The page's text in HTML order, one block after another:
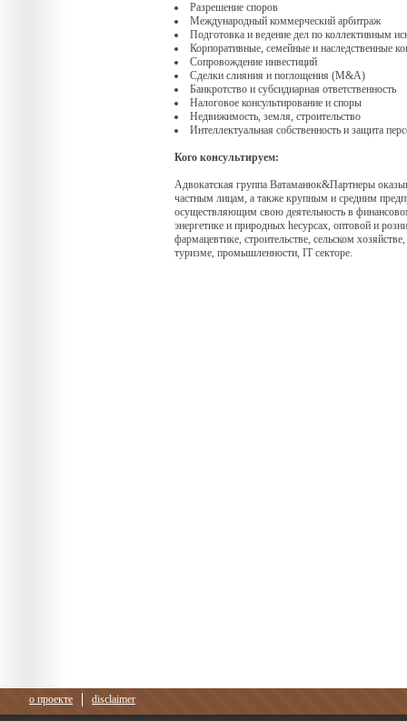
Разрешение споров
Международный коммерческий арбитраж
Подготовка и ведение дел по коллективным
Корпоративные, семейные и наследственные
Сопровождение инвестиций
Сделки слияния и поглощения (M&A)
Банкротство и субсидиарная ответственность
Налоговое консультирование и споры
Недвижимость, земля, строительство
Интеллектуальная собственность и защита
Кого консультируем:
Адвокатская группа Ватаманюк&Партнеры
частным лицам, а также крупным и средним
осуществляющим свою деятельность в
энергетике и природных hесурсах, оптовой и
фармацевтике, строительстве, сельском
туризме, промышленности, IT секторе.
о проекте disclaimer